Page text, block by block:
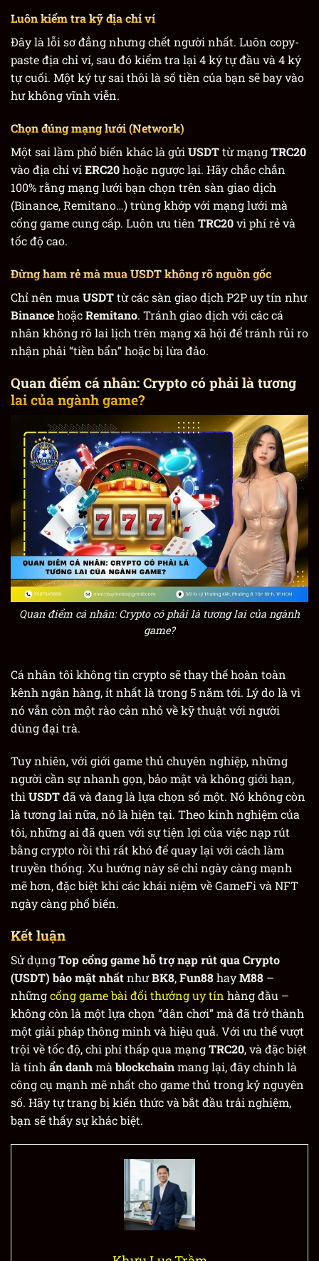
Luôn kiểm tra kỹ địa chỉ ví
Đây là lỗi sơ đẳng nhưng chết người nhất. Luôn copy-
paste địa chỉ ví, sau đó kiểm tra lại 4 ký tự đầu và 4 ký
tự cuối. Một ký tự sai thôi là số tiền của bạn sẽ bay vào
hư không vĩnh viễn.
Chọn đúng mạng lưới (Network)
Một sai lầm phổ biến khác là gửiUSDTtừ mạngTRC20
vào địa chỉ víERC20hoặc ngược lại. Hãy chắc chắn
100% rằng mạng lưới bạn chọn trên sàn giao dịch
(Binance, Remitano…) trùng khớp với mạng lưới mà
cổng game cung cấp. Luôn ưu tiên TRC20vì phí rẻ và
tốc độ cao.
Đừng ham rẻ mà mua USDT không rõ nguồn gốc
Chỉ nên mua USDTtừ các sàn giao dịch P2P uy tín như
BinancehoặcRemitano. Tránh giao dịch với các cá
nhân không rõ lai lịch trên mạng xã hội để tránh rủi ro
nhận phải “tiền bẩn” hoặc bị lừa đảo.
Quan điểm cá nhân: Crypto có phải là tương
lai của ngành game?
Quan điểm cá nhân: Crypto có phải là tương lai của ngành
game?
Cá nhân tôi không tin crypto sẽ thay thế hoàn toàn
kênh ngân hàng, ít nhất là trong 5 năm tới. Lý do là vì
nó vẫn còn một rào cản nhỏ về kỹ thuật với người
dùng đại trà.
Tuy nhiên, với giới game thủ chuyên nghiệp, những
người cần sự nhanh gọn, bảo mật và không giới hạn,
thì USDTđã và đang là lựa chọn số một. Nó không còn
là tương lai nữa, nó là hiện tại. Theo kinh nghiệm của
tôi, những ai đã quen với sự tiện lợi của việc nạp rút
bằng crypto rồi thì rất khó để quay lại với cách làm
truyền thống. Xu hướng này sẽ chỉ ngày càng mạnh
mẽ hơn, đặc biệt khi các khái niệm về GameFi và NFT
ngày càng phổ biến.
Kết luận
Sử dụngTop cổng game hỗ trợ nạp rút qua Crypto
(USDT) bảo mật nhấtnhưBK8,Fun88hayM88 –
nhữngcổng game bài đổi thưởng uy tín hàng đầu –
không còn là một lựa chọn “dân chơi” mà đã trở thành
một giải pháp thông minh và hiệu quả. Với ưu thế vượt
trội về tốc độ, chi phí thấp qua mạngTRC20, và đặc biệt
là tínhẩn danhmàblockchainmang lại, đây chính là
công cụ mạnh mẽ nhất cho game thủ trong kỷ nguyên
số. Hãy tự trang bị kiến thức và bắt đầu trải nghiệm,
bạn sẽ thấy sự khác biệt.